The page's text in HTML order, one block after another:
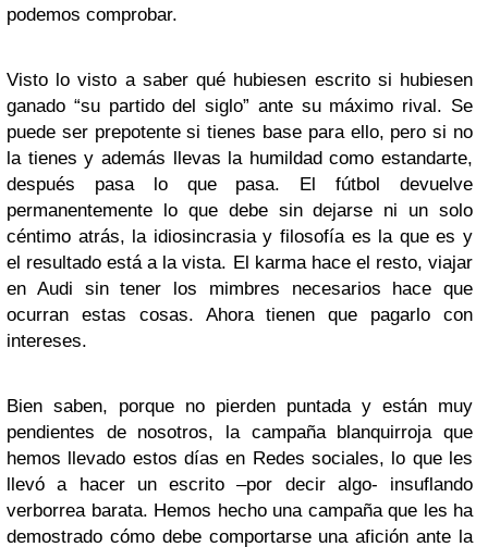
podemos comprobar.
Visto lo visto a saber qué hubiesen escrito si hubiesen
ganado “su partido del siglo” ante su máximo rival. Se
puede ser prepotente si tienes base para ello, pero si no
la tienes y además llevas la humildad como estandarte,
después pasa lo que pasa. El fútbol devuelve
permanentemente lo que debe sin dejarse ni un solo
céntimo atrás, la idiosincrasia y filosofía es la que es y
el resultado está a la vista. El karma hace el resto, viajar
en Audi sin tener los mimbres necesarios hace que
ocurran estas cosas. Ahora tienen que pagarlo con
intereses.
Bien saben, porque no pierden puntada y están muy
pendientes de nosotros, la campaña blanquirroja que
hemos llevado estos días en Redes sociales, lo que les
llevó a hacer un escrito –por decir algo- insuflando
verborrea barata. Hemos hecho una campaña que les ha
demostrado cómo debe comportarse una afición ante la